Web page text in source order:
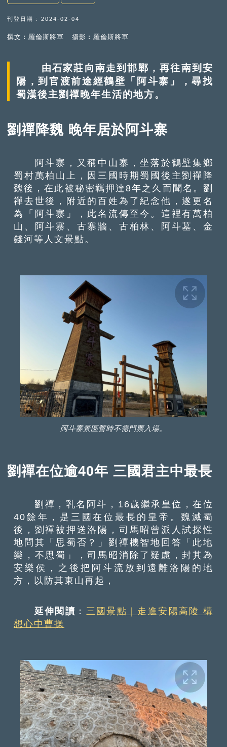
刊登日期 : 2024-02-04
撰文︰羅倫斯將軍 攝影︰羅倫斯將軍
由石家莊向南走到邯鄲，再往南到安
陽，到官渡前途經鶴壁「阿斗寨」，尋找
蜀漢後主劉禪晚年生活的地方。
劉禪降魏 晚年居於阿斗寨
阿斗寨，又稱中山寨，坐落於鶴壁集鄉
蜀村萬柏山上，因三國時期蜀國後主劉禪降
魏後，在此被秘密羈押達8年之久而聞名。劉
禪去世後，附近的百姓為了紀念他，遂更名
為「阿斗寨」，此名流傳至今。這裡有萬柏
山、阿斗寨、古寨牆、古柏林、阿斗墓、金
錢河等人文景點。
阿斗寨景區暫時不需門票入場。
劉禪在位逾40年 三國君主中最長
劉禪，乳名阿斗，16歲繼承皇位，在位
40餘年，是三國在位最長的皇帝。魏滅蜀
後，劉禪被押送洛陽，司馬昭曾派人試探性
地問其「思蜀否？」劉禪機智地回答「此地
樂，不思蜀」，司馬昭消除了疑慮，封其為
安樂侯，之後把阿斗流放到遠離洛陽的地
方，以防其東山再起，
延伸閱讀 ： 三國景點｜走進安陽高陵 構
想心中曹操